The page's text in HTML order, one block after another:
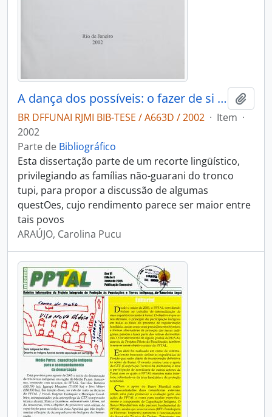
A dança dos possíveis: o fazer de si e o fazer do outro em alguns grupos Tupi
BR DFFUNAI RJMI BIB-TESE / A663D / 2002 · Item ·
2002
Parte de Bibliográfico
Esta dissertação parte de um recorte lingüístico,
privilegiando as famílias não-guarani do tronco
tupi, para propor a discussão de algumas
questOes, cujo rendimento parece ser maior entre
tais povos
ARAÚJO, Carolina Pucu